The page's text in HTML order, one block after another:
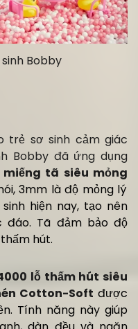
Bobby
trẻ sơ sinh cảm giác
Bobby đã ứng dụng
miếng tã siêu mỏng
3mm là độ mỏng lý
hiện nay, tạo nên
đáo. Tã đảm bảo độ
hút.
lỗ thấm hút siêu
Cotton-Soft được
Tính năng này giúp